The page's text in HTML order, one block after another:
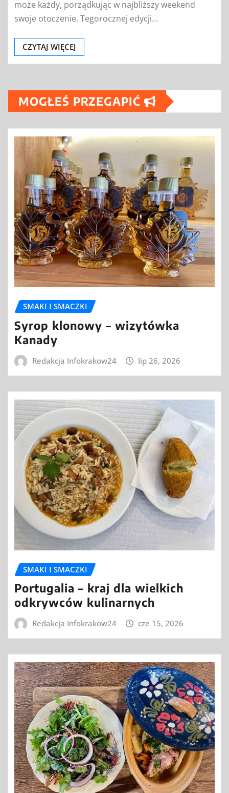
może każdy, porządkując w najbliższy weekend
swoje otoczenie. Tegorocznej edycji…
CZYTAJ WIĘCEJ
MOGŁEŚ PRZEGAPIĆ
SMAKI I SMACZKI
Syrop klonowy – wizytówka
Kanady
Redakcja Infokrakow24 lip 26, 2026
SMAKI I SMACZKI
Portugalia – kraj dla wielkich
odkrywców kulinarnych
Redakcja Infokrakow24 cze 15, 2026